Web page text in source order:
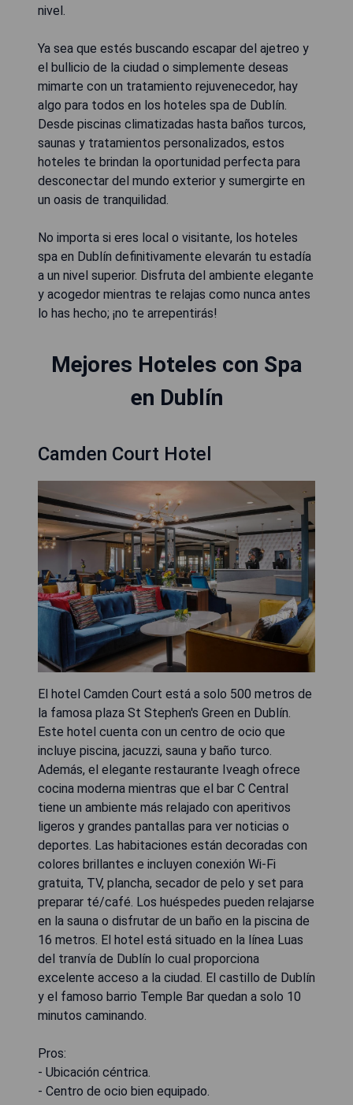
nivel.
Ya sea que estés buscando escapar del ajetreo y
el bullicio de la ciudad o simplemente deseas
mimarte con un tratamiento rejuvenecedor, hay
algo para todos en los hoteles spa de Dublín.
Desde piscinas climatizadas hasta baños turcos,
saunas y tratamientos personalizados, estos
hoteles te brindan la oportunidad perfecta para
desconectar del mundo exterior y sumergirte en
un oasis de tranquilidad.
No importa si eres local o visitante, los hoteles
spa en Dublín definitivamente elevarán tu estadía
a un nivel superior. Disfruta del ambiente elegante
y acogedor mientras te relajas como nunca antes
lo has hecho; ¡no te arrepentirás!
Mejores Hoteles con Spa
en Dublín
Camden Court Hotel
El hotel Camden Court está a solo 500 metros de
la famosa plaza St Stephen's Green en Dublín.
Este hotel cuenta con un centro de ocio que
incluye piscina, jacuzzi, sauna y baño turco.
Además, el elegante restaurante Iveagh ofrece
cocina moderna mientras que el bar C Central
tiene un ambiente más relajado con aperitivos
ligeros y grandes pantallas para ver noticias o
deportes. Las habitaciones están decoradas con
colores brillantes e incluyen conexión Wi-Fi
gratuita, TV, plancha, secador de pelo y set para
preparar té/café. Los huéspedes pueden relajarse
en la sauna o disfrutar de un baño en la piscina de
16 metros. El hotel está situado en la línea Luas
del tranvía de Dublín lo cual proporciona
excelente acceso a la ciudad. El castillo de Dublín
y el famoso barrio Temple Bar quedan a solo 10
minutos caminando.
Pros:
- Ubicación céntrica.
- Centro de ocio bien equipado.